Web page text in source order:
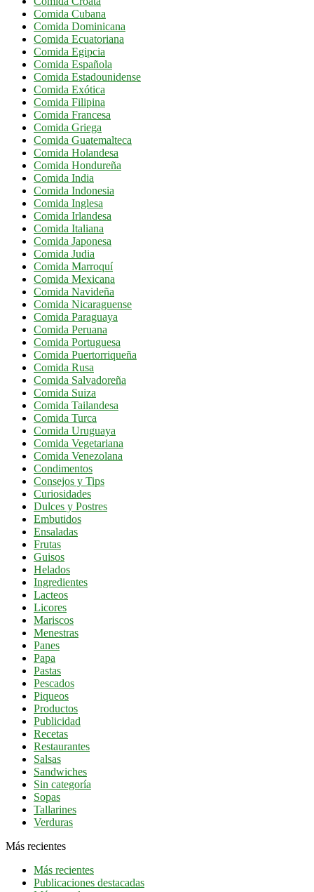
Comida Cubana
Comida Dominicana
Comida Ecuatoriana
Comida Egipcia
Comida Española
Comida Estadounidense
Comida Exótica
Comida Filipina
Comida Francesa
Comida Griega
Comida Guatemalteca
Comida Holandesa
Comida Hondureña
Comida India
Comida Indonesia
Comida Inglesa
Comida Irlandesa
Comida Italiana
Comida Japonesa
Comida Judia
Comida Marroquí
Comida Mexicana
Comida Navideña
Comida Nicaraguense
Comida Paraguaya
Comida Peruana
Comida Portuguesa
Comida Puertorriqueña
Comida Rusa
Comida Salvadoreña
Comida Suiza
Comida Tailandesa
Comida Turca
Comida Uruguaya
Comida Vegetariana
Comida Venezolana
Condimentos
Consejos y Tips
Curiosidades
Dulces y Postres
Embutidos
Ensaladas
Frutas
Guisos
Helados
Ingredientes
Lacteos
Licores
Mariscos
Menestras
Panes
Papa
Pastas
Pescados
Piqueos
Productos
Publicidad
Recetas
Restaurantes
Salsas
Sandwiches
Sin categoría
Sopas
Tallarines
Verduras
Más recientes
Más recientes
Publicaciones destacadas